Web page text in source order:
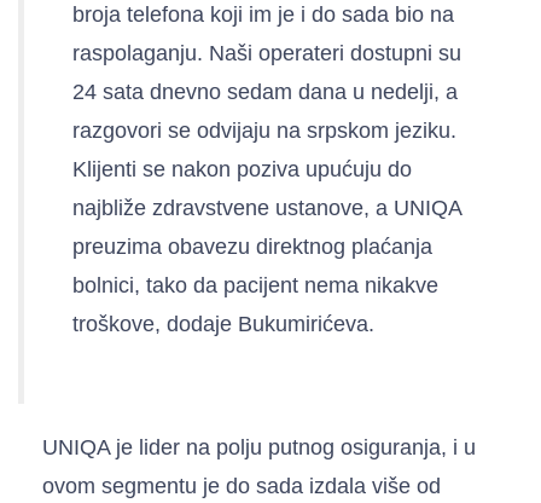
broja telefona koji im je i do sada bio na
raspolaganju. Naši operateri dostupni su
24 sata dnevno sedam dana u nedelji, a
razgovori se odvijaju na srpskom jeziku.
Klijenti se nakon poziva upućuju do
najbliže zdravstvene ustanove, a UNIQA
preuzima obavezu direktnog plaćanja
bolnici, tako da pacijent nema nikakve
troškove, dodaje Bukumirićeva.
UNIQA je lider na polju putnog osiguranja, i u
ovom segmentu je do sada izdala više od